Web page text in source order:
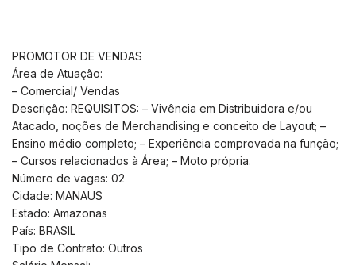
PROMOTOR DE VENDAS
Área de Atuação:
– Comercial/ Vendas
Descrição: REQUISITOS: – Vivência em Distribuidora e/ou
Atacado, noções de Merchandising e conceito de Layout; –
Ensino médio completo; – Experiência comprovada na função;
– Cursos relacionados à Área; – Moto própria.
Número de vagas: 02
Cidade: MANAUS
Estado: Amazonas
País: BRASIL
Tipo de Contrato: Outros